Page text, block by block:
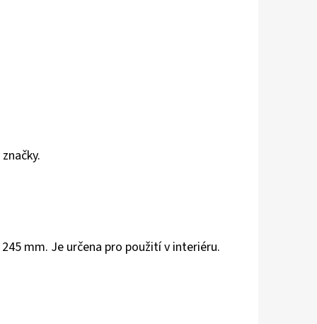
mm. Je určena pro použití v interiéru.